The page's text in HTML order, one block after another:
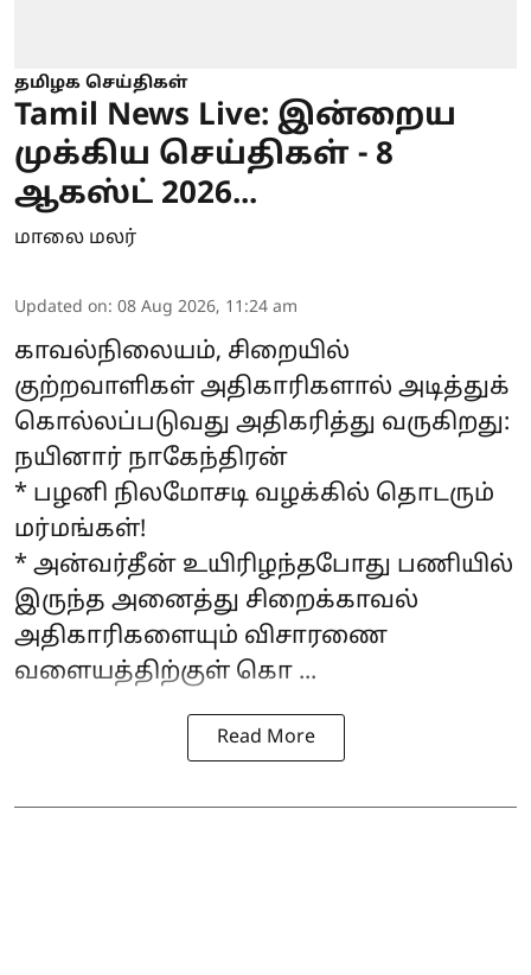
தமிழக செய்திகள்
Tamil News Live: இன்றைய
முக்கிய செய்திகள் - 8
ஆகஸ்ட் 2026...
மாலை மலர்
Updated on: 08 Aug 2026, 11:24 am
காவல்நிலையம், சிறையில்
குற்றவாளிகள் அதிகாரிகளால் அடித்துக்
கொல்லப்படுவது அதிகரித்து வருகிறது:
நயினார் நாகேந்திரன்
* பழனி நிலமோசடி வழக்கில் தொடரும்
மர்மங்கள்!
* அன்வர்தீன் உயிரிழந்தபோது பணியில்
இருந்த அனைத்து சிறைக்காவல்
அதிகாரிகளையும் விசாரணை
வளையத்திற்குள் கொ ...
Read More